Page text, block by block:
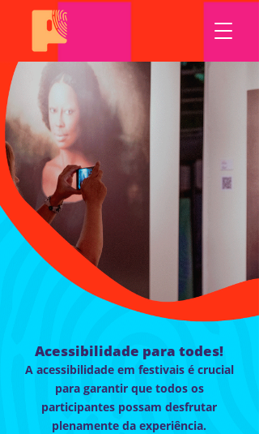
Acessibilidade para todes!
A acessibilidade em festivais é crucial
para garantir que todos os
participantes possam desfrutar
plenamente da experiência.